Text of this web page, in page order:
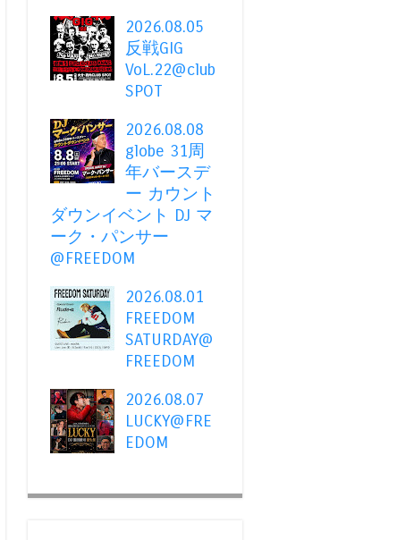
2026.08.05
反戦GIG
VoL.22@club
SPOT
2026.08.08
globe 31周
年バースデ
ー カウント
ダウンイベント DJ マ
ーク・パンサー
@FREEDOM
2026.08.01
FREEDOM
SATURDAY@
FREEDOM
2026.08.07
LUCKY@FRE
EDOM